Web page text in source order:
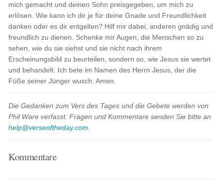
mich gemacht und deinen Sohn preisgegeben, um mich zu
erlösen. Wie kann ich dir je für deine Gnade und Freundlichkeit
danken oder es dir entgelten? Hilf mir dabei, anderen gnädig und
freundlich zu dienen. Schenke mir Augen, die Menschen so zu
sehen, wie du sie siehst und sie nicht nach ihrem
Erscheinungsbild zu beurteilen, sondern so, wie Jesus sie wertet
und behandelt. Ich bete im Namen des Herrn Jesus, der die
Füße seiner Jünger wusch. Amen.
Die Gedanken zum Vers des Tages und die Gebete werden von
Phil Ware verfasst. Fragen und Kommentare senden Sie bitte an
help@verseoftheday.com
Kommentare